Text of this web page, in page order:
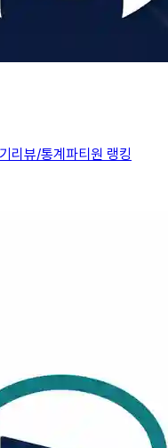
리뷰/통계파티원 랭킹